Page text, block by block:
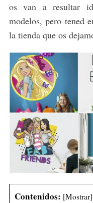
os van a resultar
modelos, pero tened
la tienda que os
Contenidos: [Mostrar]